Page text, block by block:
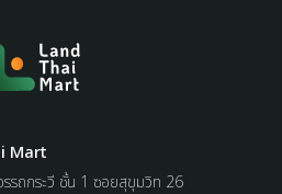
Mart
รถกระวี ชั้น 1 ซอยสุขุมวิท 26